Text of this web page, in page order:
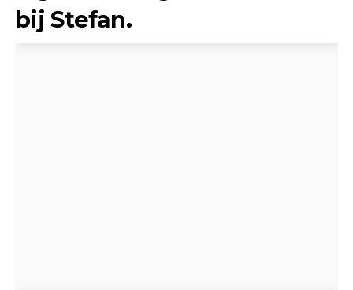
bij Stefan.